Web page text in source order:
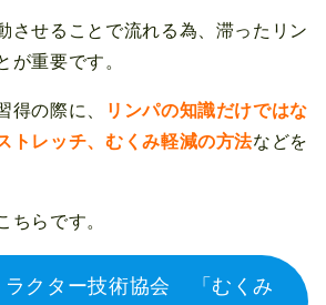
させることで流れる為、滞ったリン
が重要です。
得の際に、
リンパの知識だけではな
トレッチ、むくみ軽減の方法などを
ちらです。
ラクター技術協会 「むくみ